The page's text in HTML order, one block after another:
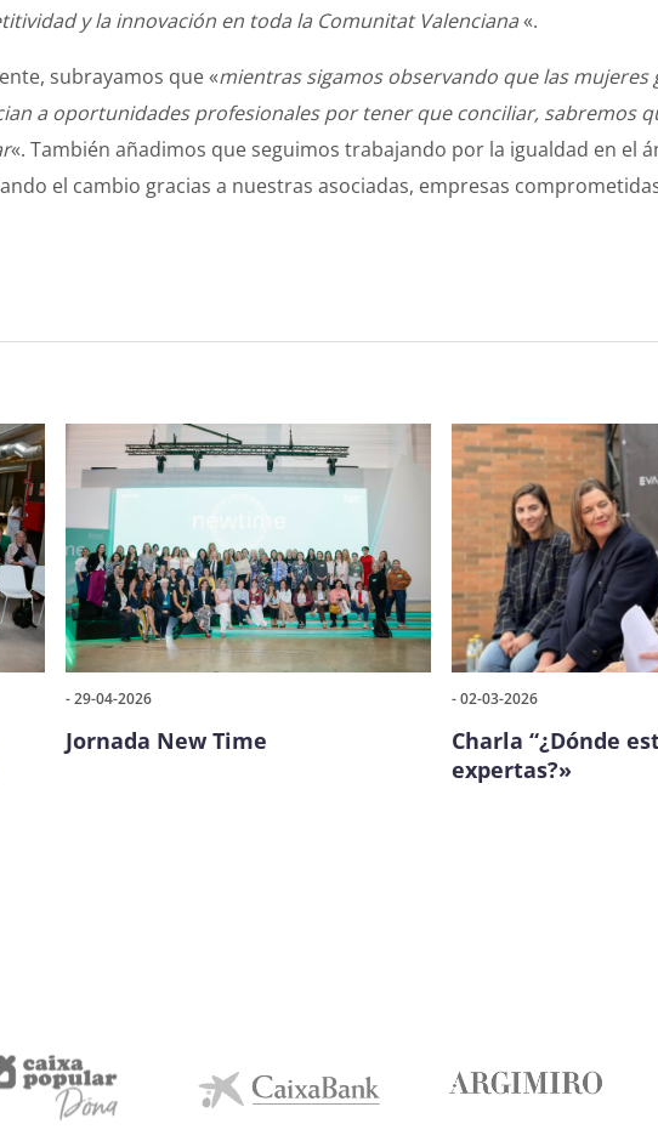
y la innovación en toda la Comunitat Valenciana«.
subrayamos que «mientras sigamos observando que las mujeres
a oportunidades profesionales por tener que conciliar, sabremos
«. También añadimos que seguimos trabajando por la igualdad en el
el cambio gracias a nuestras asociadas, empresas
- 29-04-2026
Jornada New Time
- 02-03-2026
Charla “¿Dónde
expertas?»